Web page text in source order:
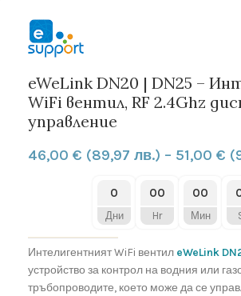
eWeLink DN20 | DN25 –
WiFi вентил, RF 2.4Ghz
управление
46,00 € (89,97 лв.) – 51,00 €
0
Дни
00
Hr
00
Мин
Интелигентният WiFi вентил eWeLink
устройство за контрол на водния или
тръбопроводите, което може да се